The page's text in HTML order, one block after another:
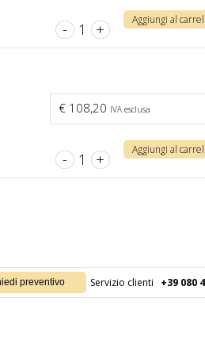
Aggiungi al
- 1 +
€ 108,20 IVA esclusa
Aggiungi al
- 1 +
Servizio clienti +39 080